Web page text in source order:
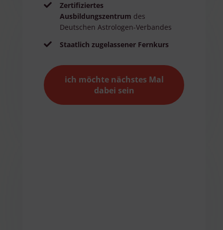
Zertifiziertes
Ausbildungszentrum des
Deutschen Astrologen-Verbandes
Staatlich zugelassener Fernkurs
ich möchte nächstes Mal
dabei sein